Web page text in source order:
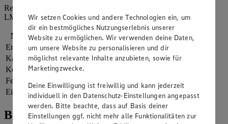
Referenzmenge für einen durchschnittlichen Erwachsenen laut
LMIV (8.400 kJ/2.000 kcal).
Nährwerte
pro Portion
Energie
699 kj (8 %)
Kalorien
167 kcal (8 %)
Kohlenhydrate 21 g
Fett
Eiweiß
2 g
Bewertung
Wir setzen Cookies und andere Technologien ein, um
dir ein bestmögliches Nutzungserlebnis unserer
Website zu ermöglichen. Wir verwenden deine Daten,
um unsere Website zu personalisieren und dir
möglichst relevante Inhalte anzubieten, sowie für
Marketingzwecke.
Deine Einwilligung ist freiwillig und kann jederzeit
individuell in den Datenschutz-Einstellungen angepasst
werden. Bitte beachte, dass auf Basis deiner
Einstellungen ggf. nicht mehr alle Funktionalitäten zur